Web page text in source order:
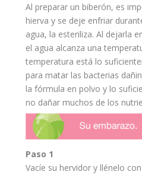
Al preparar un biberón, es
hierva y se deje enfriar
agua, la esteriliza. Al dejarla
el agua alcanza una
temperatura está lo
para matar las bacterias
la fórmula en polvo y lo
no dañar muchos de los
Paso 1
Vacíe su hervidor y llénelo